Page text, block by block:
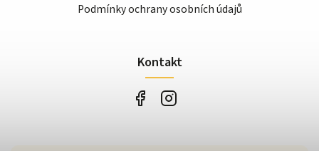
Podmínky ochrany osobních údajů
Kontakt